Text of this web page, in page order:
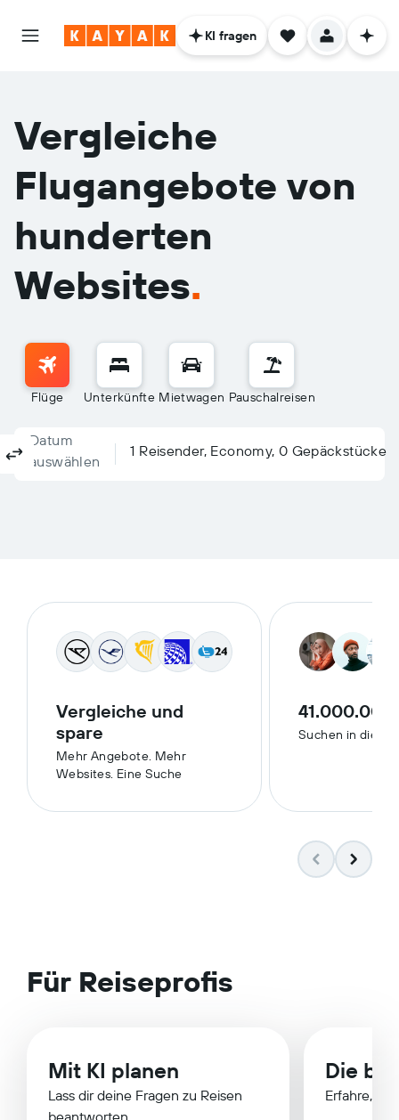
KI fragen
Vergleiche
Flugangebote von
hunderten
Websites.
Flüge Unterkünfte Mietwagen Pauschalreisen
Hin- und Rückflug Nur Hinflug Multi-Stopp
Columbus, OH, USA - Port Columbus (CMH)
Nach?
Datum
auswählen
1 Reisender, Economy, 0 Gepäckstücke
Vergleiche und
spare
Mehr Angebote. Mehr
Websites. Eine Suche
Suchen in
Für Reiseprofis
Mit KI planen
Lass dir deine Fragen zu Reisen
beantworten
Die
Erfahre,